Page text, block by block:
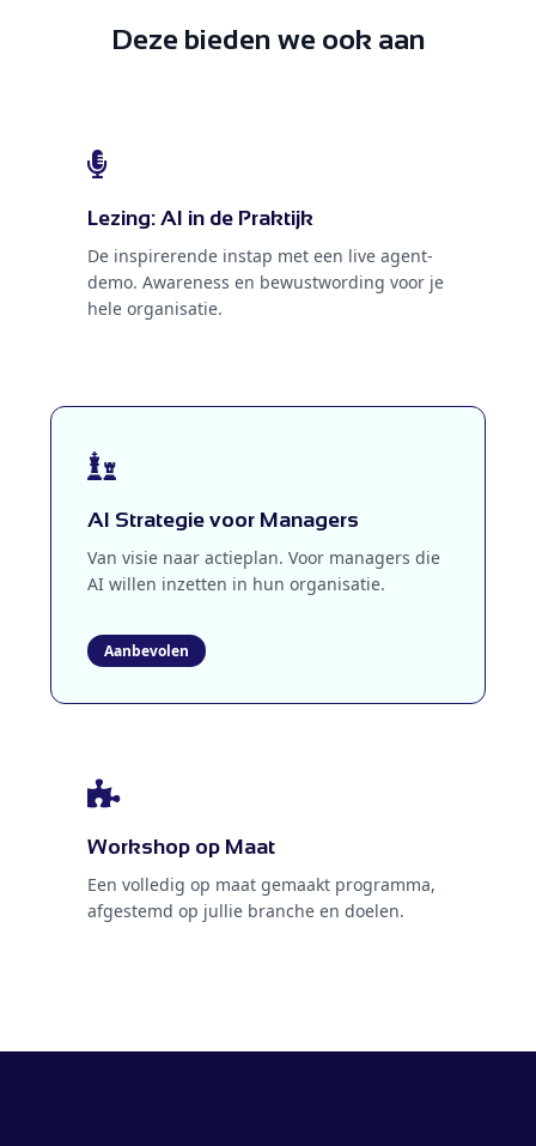
Deze bieden we ook aan
Lezing: AI in de Praktijk
De inspirerende instap met een live agent-
demo. Awareness en bewustwording voor je
hele organisatie.
AI Strategie voor Managers
Van visie naar actieplan. Voor managers die
AI willen inzetten in hun organisatie.
Workshop op Maat
Een volledig op maat gemaakt programma,
afgestemd op jullie branche en doelen.